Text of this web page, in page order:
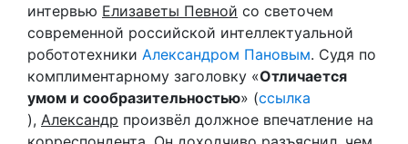
интервью Елизаветы Певной со светочем
современной российской интеллектуальной
робототехники Александром Пановым. Судя по
комплиментарному заголовку «Отличается
умом и сообразительностью» (ссылка
), Александр произвёл должное впечатление на